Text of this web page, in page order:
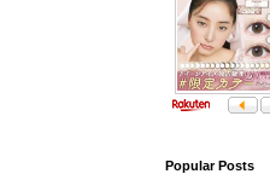
Popular Posts